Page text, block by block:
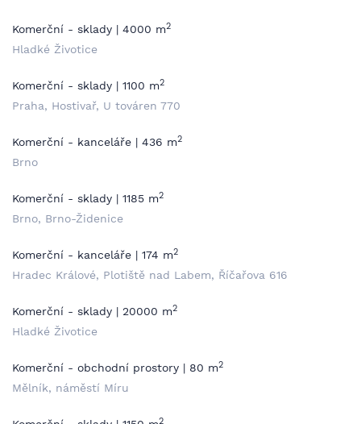
Komerční - sklady | 4000 m2
Hladké Životice
Komerční - sklady | 1100 m2
Praha, Hostivař, U továren 770
Komerční - kanceláře | 436 m2
Brno
Komerční - sklady | 1185 m2
Brno, Brno-Židenice
Komerční - kanceláře | 174 m2
Hradec Králové, Plotiště nad Labem, Říčařova 616
Komerční - sklady | 20000 m2
Hladké Životice
Komerční - obchodní prostory | 80 m2
Mělník, náměstí Míru
2